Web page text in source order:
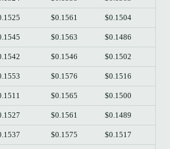
$0.1561 $0.1504
$0.1563 $0.1486
$0.1546 $0.1502
$0.1576 $0.1516
$0.1565 $0.1500
$0.1561 $0.1489
$0.1575 $0.1517